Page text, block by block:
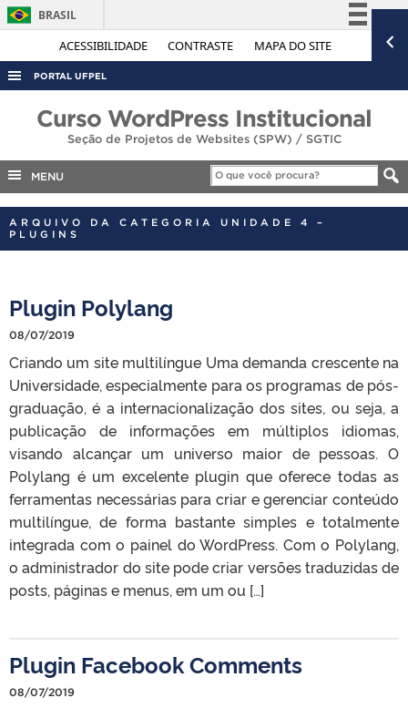
ACESSIBILIDADE CONTRASTE MAPA DO SITE
BRASIL
Simplifique!
Acesso à informação
Canais
PORTAL UFPEL
AUDITORIA
EDITAIS
PORTARIAS
Curso WordPress Institucional
Seção de Projetos de Websites (SPW) / SGTIC
MENU
ARQUIVO DA CATEGORIA UNIDADE 4 –
PLUGINS
Plugin Polylang
08/07/2019
Criando um site multilíngue Uma demanda crescente na
Universidade, especialmente para os programas de pós-
graduação, é a internacionalização dos sites, ou seja, a
publicação de informações em múltiplos idiomas,
visando alcançar um universo maior de pessoas. O
Polylang é um excelente plugin que oferece todas as
ferramentas necessárias para criar e gerenciar conteúdo
multilíngue, de forma bastante simples e totalmente
integrada com o painel do WordPress. Com o Polylang,
o administrador do site pode criar versões traduzidas de
posts, páginas e menus, em um ou […]
Plugin Facebook Comments
08/07/2019